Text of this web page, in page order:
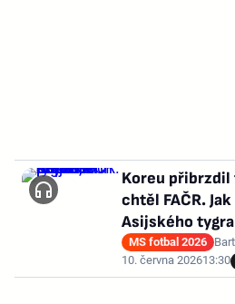
Koreu
chtěl FAČR.
Asijského
MS fotbal 2026
10. června 202613:30